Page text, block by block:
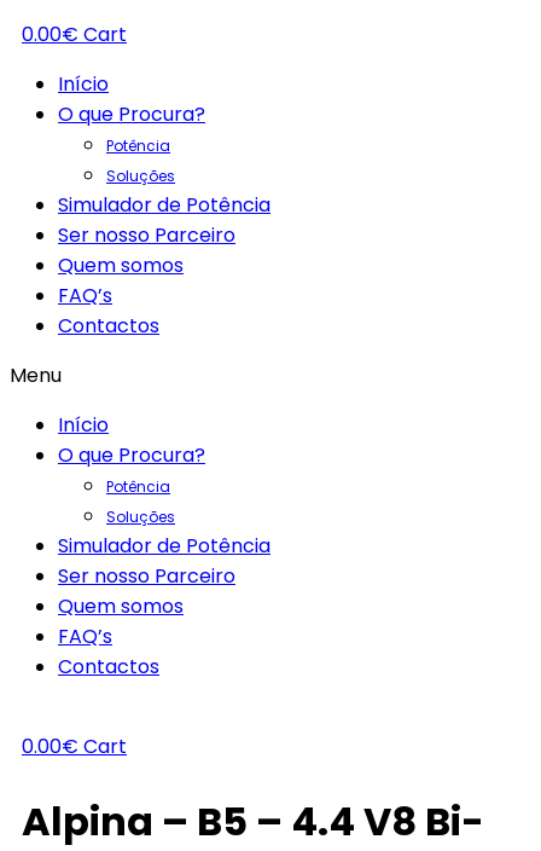
0.00€ Cart
Início
O que Procura?
Potência
Soluções
Simulador de Potência
Ser nosso Parceiro
Quem somos
FAQ’s
Contactos
Menu
Início
O que Procura?
Potência
Soluções
Simulador de Potência
Ser nosso Parceiro
Quem somos
FAQ’s
Contactos
0.00€ Cart
Alpina – B5 – 4.4 V8 Bi-